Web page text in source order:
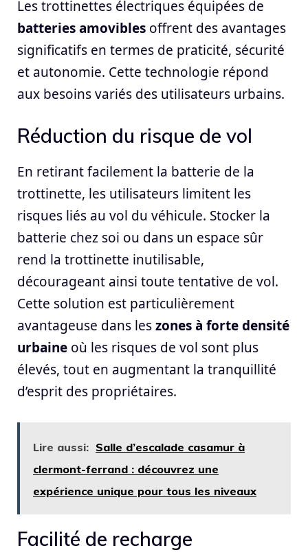
Les trottinettes électriques équipées de
batteries amovibles offrent des avantages
significatifs en termes de praticité, sécurité
et autonomie. Cette technologie répond
aux besoins variés des utilisateurs urbains.
Réduction du risque de vol
En retirant facilement la batterie de la
trottinette, les utilisateurs limitent les
risques liés au vol du véhicule. Stocker la
batterie chez soi ou dans un espace sûr
rend la trottinette inutilisable,
décourageant ainsi toute tentative de vol.
Cette solution est particulièrement
avantageuse dans leszones à forte densité
urbaine où les risques de vol sont plus
élevés, tout en augmentant la tranquillité
d’esprit des propriétaires.
Lire aussi: Salle d’escalade casamur à
clermont-ferrand : découvrez une
expérience unique pour tous les niveaux
Facilité de recharge